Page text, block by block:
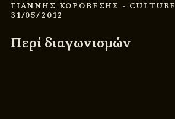
ΓΙΑΝΝΗΣ ΚΟΡΟΒΕΣΗΣ - CULTURE
31/05/2012
Περί διαγωνισμών